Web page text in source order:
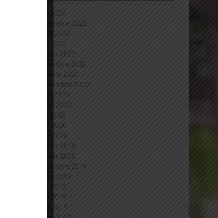
juin 2026
décembre 2022
août 2022
mai 2022
janvier 2022
décembre 2020
octobre 2020
septembre 2020
août 2020
juillet 2020
juin 2020
mai 2020
avril 2020
février 2020
janvier 2020
décembre 2019
juillet 2019
juin 2019
mai 2019
avril 2019